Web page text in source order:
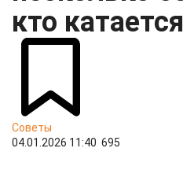
кто
Советы
04.01.2026 11:40 695